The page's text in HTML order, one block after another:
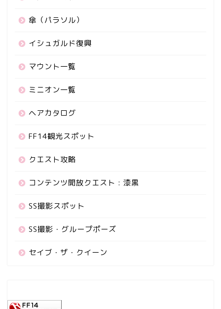
傘（パラソル）
イシュガルド復興
マウント一覧
ミニオン一覧
ヘアカタログ
FF14観光スポット
クエスト攻略
コンテンツ開放クエスト : 漆黒
SS撮影スポット
SS撮影・グループポーズ
セイブ・ザ・クイーン